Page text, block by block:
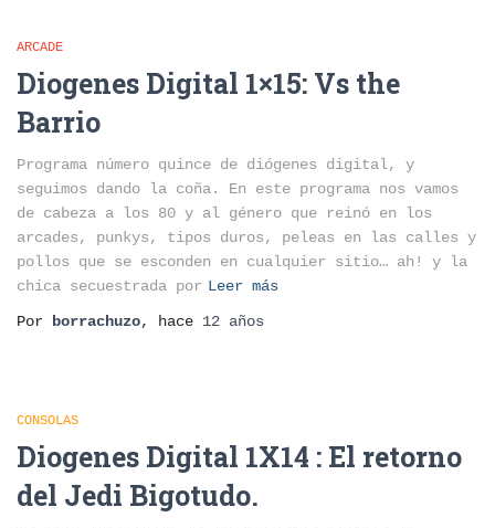
ARCADE
Diogenes Digital 1×15: Vs the
Barrio
Programa número quince de diógenes digital, y
seguimos dando la coña. En este programa nos vamos
de cabeza a los 80 y al género que reinó en los
arcades, punkys, tipos duros, peleas en las calles y
pollos que se esconden en cualquier sitio… ah! y la
chica secuestrada por Leer más
Por
borrachuzo, hace 12 años
CONSOLAS
Diogenes Digital 1X14 : El retorno
del Jedi Bigotudo.